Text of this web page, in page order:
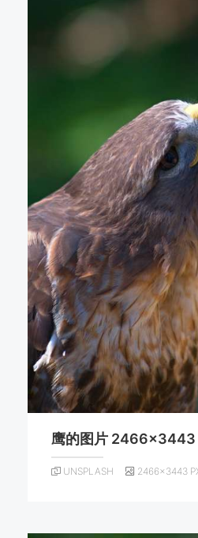
鹰的图片 2466×3443
UNSPLASH 2466×3443